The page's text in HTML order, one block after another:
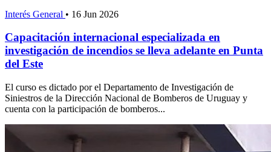
Interés General • 16 Jun 2026
Capacitación internacional especializada en
investigación de incendios se lleva adelante en Punta
del Este
El curso es dictado por el Departamento de Investigación de
Siniestros de la Dirección Nacional de Bomberos de Uruguay y
cuenta con la participación de bomberos...